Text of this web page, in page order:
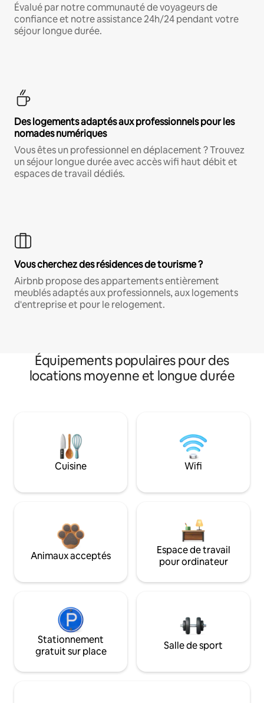
Évalué par notre communauté de voyageurs de
confiance et notre assistance 24h/24 pendant votre
séjour longue durée.
Des logements adaptés aux professionnels pour les
nomades numériques
Vous êtes un professionnel en déplacement ? Trouvez
un séjour longue durée avec accès wifi haut débit et
espaces de travail dédiés.
Vous cherchez des résidences de tourisme ?
Airbnb propose des appartements entièrement
meublés adaptés aux professionnels, aux logements
d'entreprise et pour le relogement.
Équipements populaires pour des
locations moyenne et longue durée
Cuisine Wifi
Animaux acceptés
Espace de travail
pour ordinateur
Stationnement
gratuit sur place
Salle de sport